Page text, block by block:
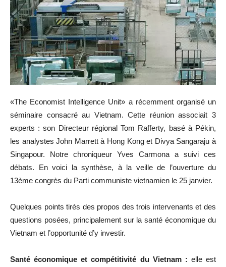
«The Economist Intelligence Unit» a récemment organisé un
séminaire consacré au Vietnam. Cette réunion associait 3
experts : son Directeur régional Tom Rafferty, basé à Pékin,
les analystes John Marrett à Hong Kong et Divya Sangaraju à
Singapour. Notre chroniqueur Yves Carmona a suivi ces
débats. En voici la synthèse, à la veille de l’ouverture du
13ème congrès du Parti communiste vietnamien le 25 janvier.
Quelques points tirés des propos des trois intervenants et des
questions posées, principalement sur la santé économique du
Vietnam et l’opportunité d’y investir.
Santé économique et compétitivité du Vietnam : elle est